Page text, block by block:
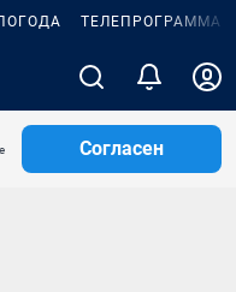
ТЕЛЕПРОГРАММА
Согласен